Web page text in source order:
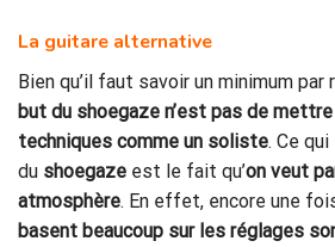
La guitare alternative
Bien qu’il faut savoir un minimum par
but du shoegaze n’est pas de
techniques comme un soliste. Ce
du shoegaze est le fait qu’on veut
atmosphère. En effet, encore une
basent beaucoup sur les réglages